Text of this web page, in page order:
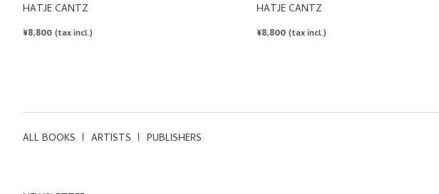
HATJE CANTZ
REGULAR
¥8,800 (tax incl.)
HATJE CANTZ
REGULAR
¥8,800 (tax incl.)
ALL BOOKS ARTISTS PUBLISHERS